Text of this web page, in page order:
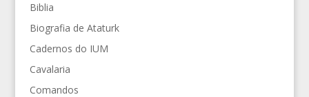
Biblia
Biografia de Ataturk
Cadernos do IUM
Cavalaria
Comandos